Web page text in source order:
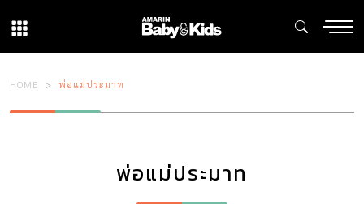
HOME พ่อแม่ประมาท
พ่อแม่ประมาท